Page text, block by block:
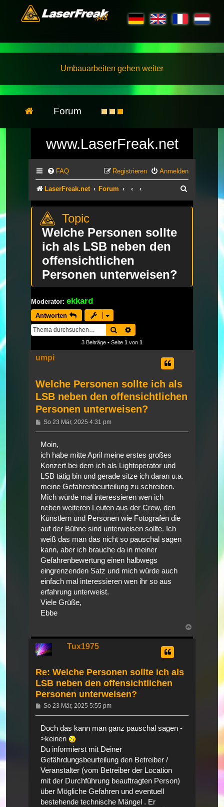
Umbauarbeiten gehen weiter
Forum
www.LaserFreak.net
FAQ Anmelden
Registrieren
LaserFreak.net Forum
Welche Personen sollte
ich als LSB neben den
offensichtlichen
Personen unterweisen?
Moderator: ekkard
Antworten
Suche
3 Beiträge • Seite 1 von 1
umpi
Welche Personen sollte ich als
LSB neben den offensichtlichen
Personen unterweisen?
Beitrag
So 23 Mär, 2025 4:31 pm
Moin,
ich habe mitte April meine erstes großes
Konzert bei dem ich als Lightoperator und
LSB tätig bin und gerade sitze ich daran u.a.
meine Gefahrenbeurteilung zu schreiben.
Mich würde mal interessieren wen ich
neben weiteren Leuten aus der Crew, den
Künstlern und Personen wie Fotografen die
auf der Bühne sind unterweisen sollte. Ich
weiß das man das nicht so pauschal sagen
kann, aber ich brauche da in meiner
Gefahrenbewertung einen halbwegs
eingrenzenden Satz und mich würde auch
einfach mal interessieren wen ihr so aus
erfahrung unterweist.
Viele Grüße,
Ebbe
Tux1975
Re: Welche Personen sollte ich als
LSB neben den offensichtlichen
Personen unterweisen?
Beitrag
So 23 Mär, 2025 5:55 pm
Doch das kann man ganz pauschal sagen -
>keinen
Du informierst mit Deiner
Gefährdungsbeurteilung den Betreiber /
Veranstalter (vom Betreiber der Location
mit der Durchführung beauftragten Person)
über Mögliche Gefahren und eventuell
bestehende technische Mängel . Er